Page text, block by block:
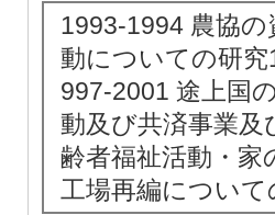
1993-1994 農協
動についての研
997-2001 途上国
動及び共済事業
齢者福祉活動・
工場再編について